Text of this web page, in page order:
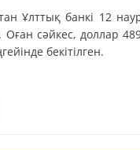
Ұлттық банкі 12
Оған сәйкес, доллар
бекітілген.